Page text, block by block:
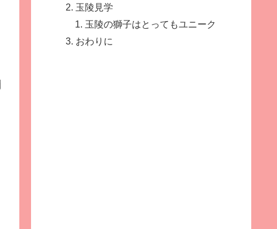
玉陵見学
玉陵の獅子はとってもユニーク
おわりに